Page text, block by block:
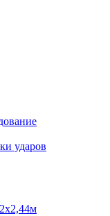
ударов